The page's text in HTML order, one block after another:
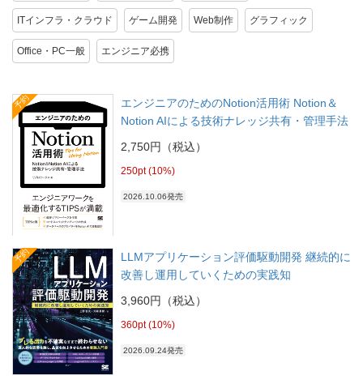
ITインフラ・クラウド ゲーム開発 Web制作 グラフィック
Office・PC一般 エンジニア必携
予約
エンジニアのためのNotion活用術 Notion＆
Notion AIによる技術ナレッジ共有・管理手法
2,750円（税込）
250pt (10%)
2026.10.06発売
予約
LLMアプリケーション評価駆動開発 継続的に
改善し運用していくための実践知
3,960円（税込）
360pt (10%)
2026.09.24発売